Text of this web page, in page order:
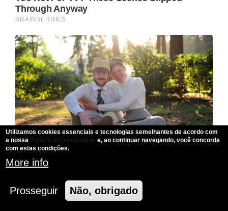
Utilizamos cookies essenciais e tecnologias semelhantes de acordo com
a nossa Politica de privacidade e, ao continuar navegando, você concorda
com estas condições.
More info
Prosseguir Não, obrigado